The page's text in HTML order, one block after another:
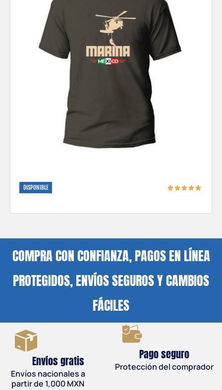
DISPONIBLE
COMPRA CON CONFIANZA, PAGOS EN LÍNEA
PROTEGIDOS, ENVÍOS SEGUROS Y CAMBIOS
FÁCILES
Envíos gratis
Envíos nacionales a
partir de 1,000 MXN
Pago seguro
Protección del comprador